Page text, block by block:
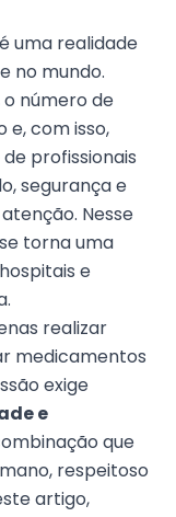
uma realidade
no mundo.
o número de
com isso,
profissionais
segurança e
Nesse
se torna uma
e
realizar
medicamentos
exige
e
que
respeitoso
artigo,